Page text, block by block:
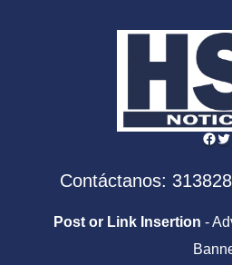
Contáctanos:
Post or Link Insertion -